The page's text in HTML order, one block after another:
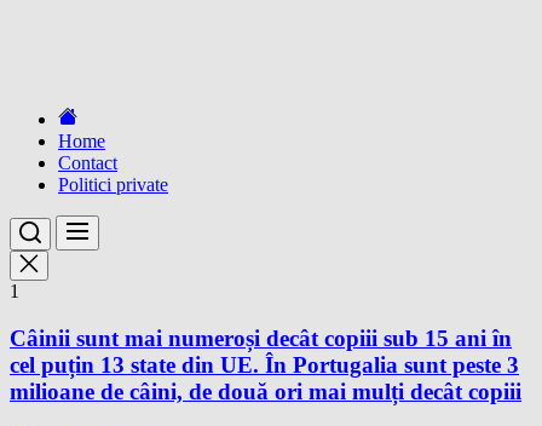
Home
Contact
Politici private
1
Câinii sunt mai numeroși decât copiii sub 15 ani în
cel puțin 13 state din UE. În Portugalia sunt peste 3
milioane de câini, de două ori mai mulți decât copiii